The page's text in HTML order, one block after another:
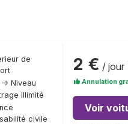
de
→ Niveau
illimité
civile
2 € / jour
Annulation
Voir